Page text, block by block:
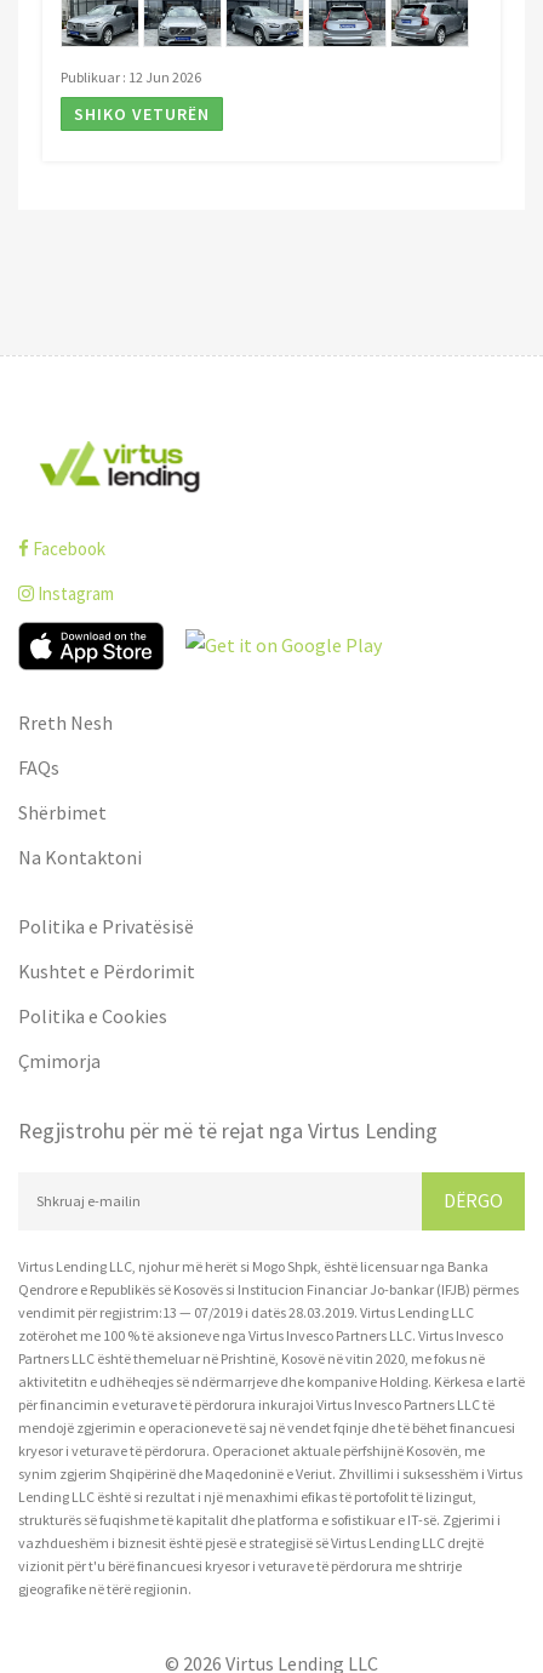
Publikuar : 12 Jun 2026
SHIKO VETURËN
Facebook
Instagram
Rreth Nesh
FAQs
Shërbimet
Na Kontaktoni
Politika e Privatësisë
Kushtet e Përdorimit
Politika e Cookies
Çmimorja
Regjistrohu për më të rejat nga Virtus Lending
DËRGO
Virtus Lending LLC, njohur më herët si Mogo Shpk, është licensuar nga Banka
Qendrore e Republikës së Kosovës si Institucion Financiar Jo-bankar (IFJB) përmes
vendimit për regjistrim:13 — 07/2019 i datës 28.03.2019. Virtus Lending LLC
zotërohet me 100 % të aksioneve nga Virtus Invesco Partners LLC. Virtus Invesco
Partners LLC është themeluar në Prishtinë, Kosovë në vitin 2020, me fokus në
aktivitetitn e udhëheqjes së ndërmarrjeve dhe kompanive Holding. Kërkesa e lartë
për financimin e veturave të përdorura inkurajoi Virtus Invesco Partners LLC të
mendojë zgjerimin e operacioneve të saj në vendet fqinje dhe të bëhet financuesi
kryesor i veturave të përdorura. Operacionet aktuale përfshijnë Kosovën, me
synim zgjerim Shqipërinë dhe Maqedoninë e Veriut. Zhvillimi i suksesshëm i Virtus
Lending LLC është si rezultat i një menaxhimi efikas të portofolit të lizingut,
strukturës së fuqishme të kapitalit dhe platforma e sofistikuar e IT-së. Zgjerimi i
vazhdueshëm i biznesit është pjesë e strategjisë së Virtus Lending LLC drejtë
vizionit për t'u bërë financuesi kryesor i veturave të përdorura me shtrirje
gjeografike në tërë regjionin.
© 2026 Virtus Lending LLC